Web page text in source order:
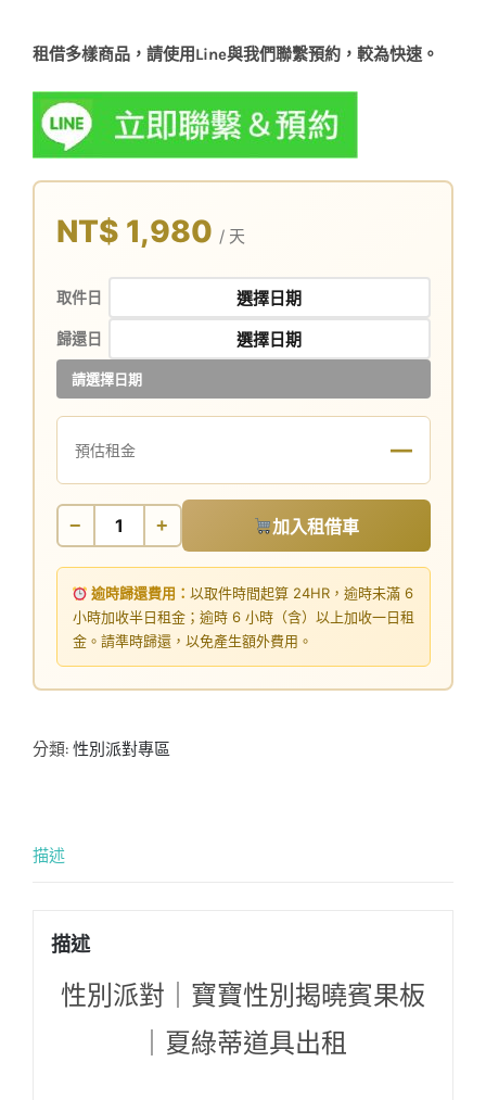
租借多樣商品，請使用Line與我們聯繫預約，較為快速。
NT$ 1,980 / 天
取件日
歸還日
請選擇日期
預估租金 —
− + 加入租借車
逾時歸還費用：以取件時間起算 24HR，逾時未滿 6
小時加收半日租金；逾時 6 小時（含）以上加收一日租
金。請準時歸還，以免產生額外費用。
分類: 性別派對專區
描述
描述
性別派對｜寶寶性別揭曉賓果板
｜夏綠蒂道具出租